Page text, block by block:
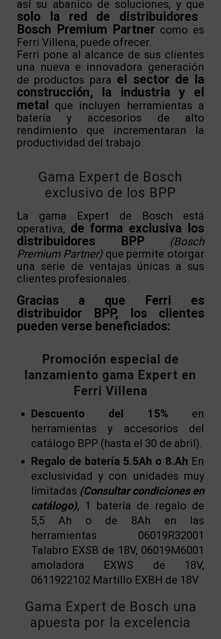
así su abanico de soluciones, y que
solo la red de distribuidores
Bosch Premium Partner como es
Ferri Villena, puede ofrecer.
Ferri pone al alcance de sus clientes
una nueva e innovadora generación
de productos para el sector de la
construcción, la industria y el
metal
que incluyen herramientas a
batería y accesorios de alto
rendimiento que incrementaran la
productividad del trabajo.
Gama Expert de Bosch
exclusivo de los BPP
La gama Expert de Bosch está
operativa, de forma exclusiva los
distribuidores BPP
(Bosch
Premium Partner) que permite otorgar
una serie de ventajas únicas a sus
clientes profesionales.
Gracias a que Ferri es
distribuidor BPP, los clientes
pueden verse beneficiados:
Promoción especial de
lanzamiento gama Expert en
Ferri Villena
Descuento del 15% en
herramientas y accesorios del
catálogo BPP (hasta el 30 de abril).
Regalo de batería 5.5Ah o 8.Ah En
exclusividad y con unidades muy
limitadas (Consultar condiciones en
catálogo),1 batería de regalo de
5,5 Ah o de 8Ah en las
herramientas 06019R32001
Talabro EXSB de 18V, 06019M6001
amoladora EXWS de 18V,
0611922102 Martillo EXBH de 18V
Gama Expert de Bosch una
apuesta por la excelencia